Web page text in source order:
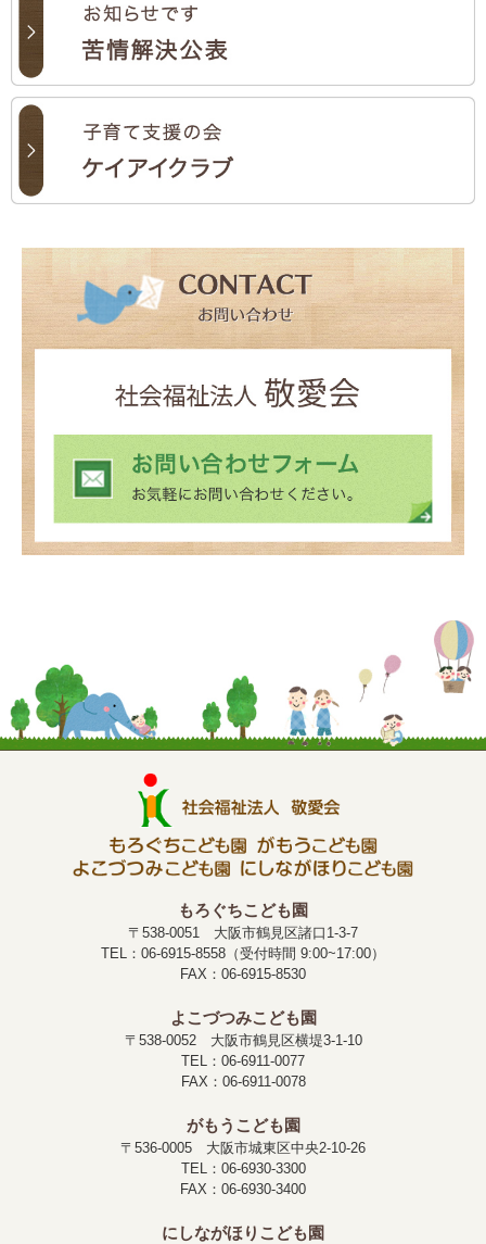
もろぐちこども園
〒538-0051 大阪市鶴見区諸口1-3-7
TEL：06-6915-8558（受付時間 9:00~17:00）
FAX：06-6915-8530
よこづつみこども園
〒538-0052 大阪市鶴見区横堤3-1-10
TEL：06-6911-0077
FAX：06-6911-0078
がもうこども園
〒536-0005 大阪市城東区中央2-10-26
TEL：06-6930-3300
FAX：06-6930-3400
にしながほりこども園